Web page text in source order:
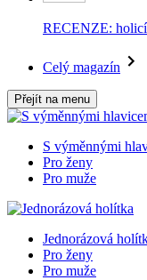
RECENZE:
Celý magazín
Přejít na menu
S výměnnými
Pro ženy
Pro muže
Jednorázová
Pro ženy
Pro muže